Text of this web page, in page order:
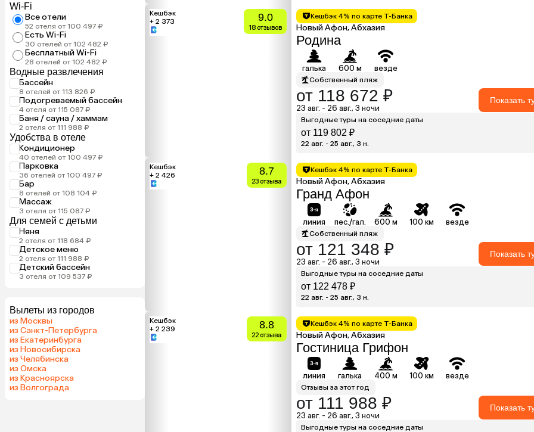
Wi-Fi
Все отели
52 отеля от 100 497 ₽
Есть Wi-Fi
30 отелей от 102 482 ₽
Бесплатный Wi-Fi
28 отелей от 102 482 ₽
Водные развлечения
Бассейн
8 отелей от 113 826 ₽
Подогреваемый бассейн
4 отеля от 115 087 ₽
Баня / сауна / хаммам
2 отеля от 111 988 ₽
Удобства в отеле
Кондиционер
40 отелей от 100 497 ₽
Парковка
36 отелей от 100 497 ₽
Бар
8 отелей от 108 104 ₽
Массаж
3 отеля от 115 087 ₽
Для семей с детьми
Няня
2 отеля от 118 684 ₽
Детское меню
2 отеля от 111 988 ₽
Детский бассейн
3 отеля от 109 537 ₽
Вылеты из городов
из Москвы
из Санкт-Петербурга
из Екатеринбурга
из Новосибирска
из Челябинска
из Омска
из Красноярска
из Волгограда
Кешбэк
+ 2 373
9.0
18 отзывов
Кешбэк 4% по карте Т-Банка
Новый Афон, Абхазия
Родина
галька 600 м везде
Собственный пляж
от 118 672 ₽
23 авг. - 26 авг., 3 ночи
Показать
Выгодные туры на соседние даты
от 119 802 ₽
22 авг. - 25 авг., 3 н.
Кешбэк
+ 2 426
8.7
23 отзыва
Кешбэк 4% по карте Т-Банка
Новый Афон, Абхазия
Гранд Афон
линия пес./гал. 600 м 100 км везде
Собственный пляж
от 121 348 ₽
23 авг. - 26 авг., 3 ночи
Показать
Выгодные туры на соседние даты
от 122 478 ₽
22 авг. - 25 авг., 3 н.
Кешбэк
+ 2 239
8.8
22 отзыва
Кешбэк 4% по карте Т-Банка
Новый Афон, Абхазия
Гостиница Грифон
линия галька 400 м 100 км везде
Отзывы за этот год
от 111 988 ₽
23 авг. - 26 авг., 3 ночи
Показать
Выгодные туры на соседние даты